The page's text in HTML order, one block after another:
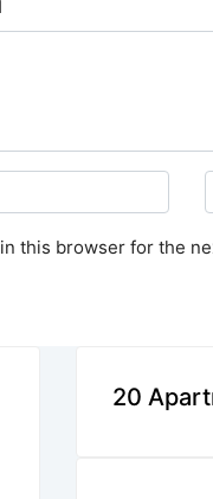
this browser for the
20